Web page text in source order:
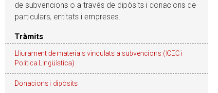
de subvencions o a través de dipòsits i donacions de
particulars, entitats i empreses.
Tràmits
Lliurament de materials vinculats a subvencions (ICEC i
Política Lingüística)
Donacions i dipòsits